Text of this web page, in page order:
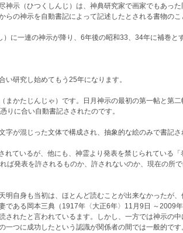
示（ひつくしんじ）は、神典研究家で画家でもあっ
らの神示を自動書記によって記述したとされる書物のこ
に一連の神示が降り、6年後の昭和33、34年に補巻と
研究し始めてもう25年になります。
かたじんじゃ）です。日月神示の最初の第一帖と第
りに合い自動書記さされたのです。
が混じった文体で構成され、抽象的な絵のみで書記さ
ているが、他にも、神霊より発表を禁じられている
ば発表を許されるものか、許されないのか、現在の所
自身も当初は、ほとんど読むことが出来なかったが
である岡本三典（1917年〈大正6年〉11月9日 ～2009
されたと言われているます。しかし、一方では神示の
つに成功したという認識が関係者の間では一般的です